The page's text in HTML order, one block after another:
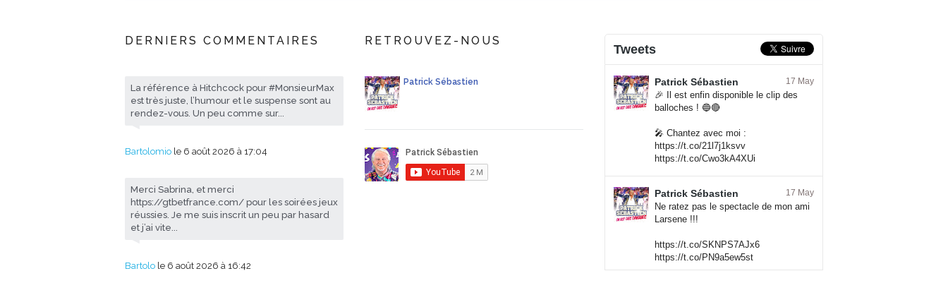
DERNIERS COMMENTAIRES
La référence à Hitchcock pour #MonsieurMax
est très juste, l’humour et le suspense sont au
rendez-vous. Un peu comme sur...
Bartolomio le 6 août 2026 à 17:04
Merci Sabrina, et merci
https://gtbetfrance.com/ pour les soirées jeux
réussies. Je me suis inscrit un peu par hasard
et j’ai vite...
Bartolo le 6 août 2026 à 16:42
RETROUVEZ-NOUS
Patrick Sébastien
Tweets
Patrick Sébastien 17 May
🎉 Il est enfin disponible le clip des
balloches ! 🔵🔴
🎤 Chantez avec moi :
https://t.co/21l7j1ksvv
https://t.co/Cwo3kA4XUi
Patrick Sébastien 17 May
Ne ratez pas le spectacle de mon ami
Larsene !!!
https://t.co/SKNPS7AJx6
https://t.co/PN9a5ew5st